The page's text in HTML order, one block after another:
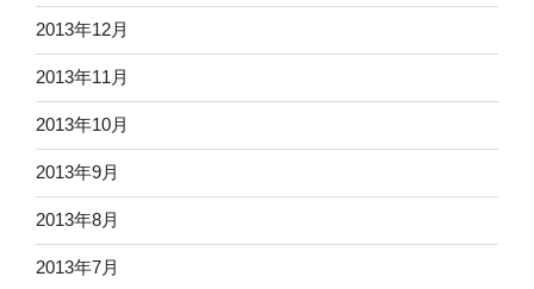
2013年12月
2013年11月
2013年10月
2013年9月
2013年8月
2013年7月